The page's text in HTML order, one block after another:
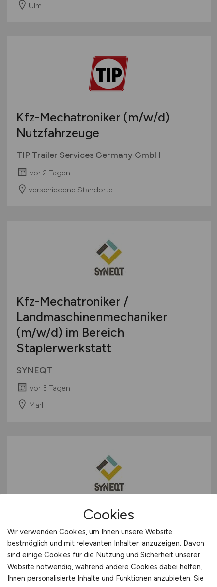
Ulm
Kfz-Mechatroniker (m/w/d)
Nutzfahrzeuge
TIP Trailer Services Germany GmbH
vor 2 Tagen
verschiedene Standorte
Kfz-Mechatroniker /
Landmaschinenmechaniker
(m/w/d) im Bereich
Staplerwerkstatt
SYNEQT
vor 3 Tagen
Marl
Kfz-Mechatroniker /
Landmaschinenmechaniker
(m/w/d)im Bereich
Staplerwerkstatt
Cookies
Wir verwenden Cookies, um Ihnen unsere Website
bestmöglich und mit relevanten Inhalten anzuzeigen. Davon
sind einige Cookies für die Nutzung und Sicherheit unserer
Website notwendig, während andere Cookies dabei helfen,
Ihnen personalisierte Inhalte und Funktionen anzubieten. Sie